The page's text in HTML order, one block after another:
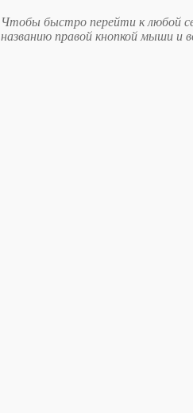
Чтобы быстро перейти к любой
названию правой кнопкой мыши и